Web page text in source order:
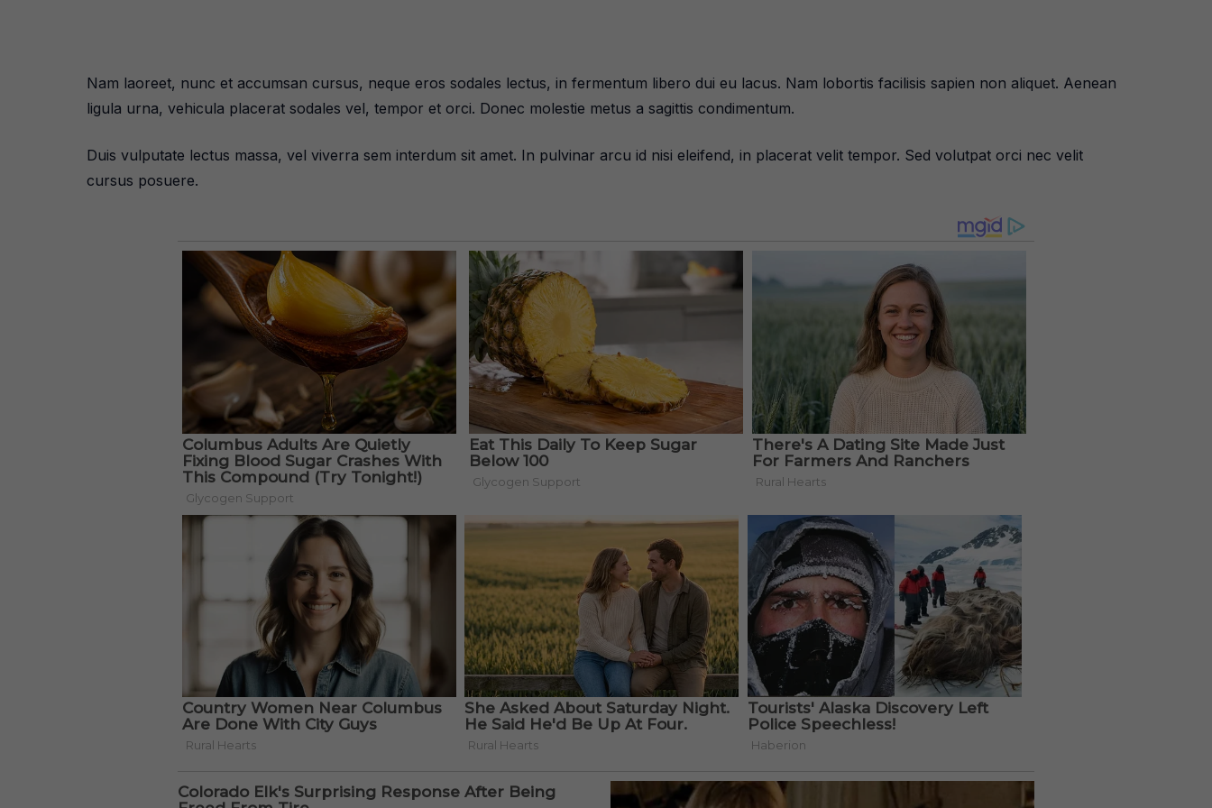
Nam laoreet, nunc et accumsan cursus, neque eros sodales lectus, in fermentum libero dui eu lacus. Nam lobortis facilisis sapien non aliquet. Aenean
ligula urna, vehicula placerat sodales vel, tempor et orci. Donec molestie metus a sagittis condimentum.
Duis vulputate lectus massa, vel viverra sem interdum sit amet. In pulvinar arcu id nisi eleifend, in placerat velit tempor. Sed volutpat orci nec velit
cursus posuere.